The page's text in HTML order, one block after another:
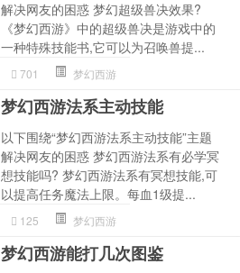
解决网友的困惑 梦幻超级兽决效果?
《梦幻西游》中的超级兽决是游戏中的
一种特殊技能书,它可以为召唤兽提...
701 梦幻西游
梦幻西游法系主动技能
以下围绕“梦幻西游法系主动技能”主题
解决网友的困惑 梦幻西游法系有必学冥
想技能吗? 梦幻西游法系有冥想技能,可
以提高任务魔法上限。每血1级提...
125 梦幻西游
梦幻西游能打几次图鉴